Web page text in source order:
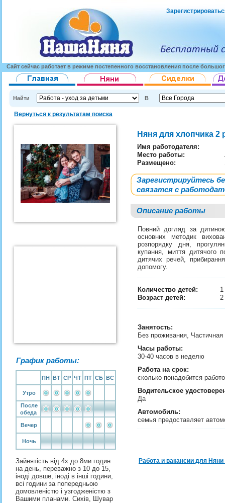
Сайт сейчас работает в режиме постепенного восстановления после
Найти В
Вернуться к результатам поиска
График работы:
ПН ВТ СР ЧТ ПТ СБ ВС
Утро
После
обеда
Вечер
Ночь
Зайнятість від 4х до 8ми годин
на день, переважно з 10 до 15,
іноді довше, іноді в інші години,
всі години за попередньою
домовленістю і узгодженістю з
Вашими планами. Сихів, Шувар
Няня для хлопчика 2
Имя работодателя:
Место работы:
Размещено:
Зарегистрируйтесь
связатся с
Описание работы
Повний догляд за
основних методик
розпорядку дня,
купання, миття дитячого
дитячих речей,
допомогу.
Количество детей:
1
Возраст детей:
Занятость:
Без проживания, Частичная
Часы работы:
30-40 часов в неделю
Работа на срок:
сколько понадобится
Водительское
Да
Автомобиль:
семья предоставляет
Работа и вакансии для